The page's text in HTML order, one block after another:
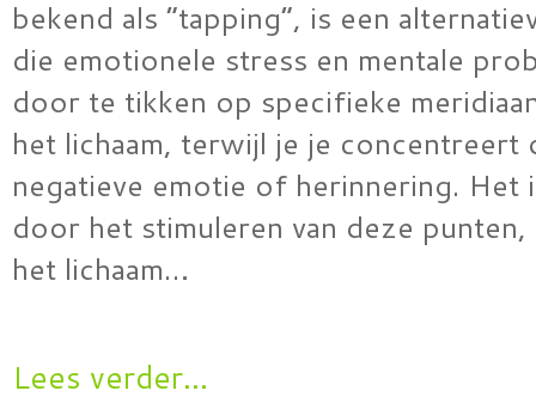
bekend als “tapping”, is een
die emotionele stress en mentale
door te tikken op specifieke
het lichaam, terwijl je je concentreert
negatieve emotie of herinnering. Het
door het stimuleren van deze
het lichaam…
Lees verder...